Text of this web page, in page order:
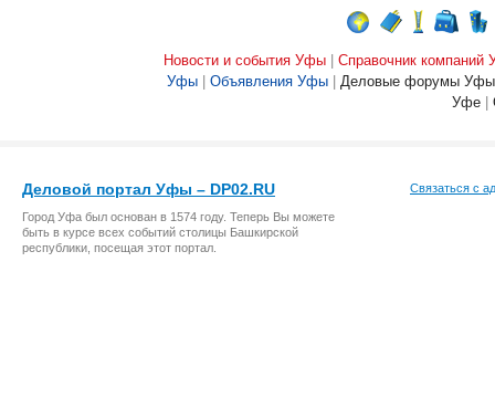
Новости и события Уфы
Справочник компаний
Уфы
Объявления Уфы
Деловые форумы Уфы
Уфе
Деловой портал Уфы – DP02.RU
Город Уфа был основан в 1574 году. Теперь Вы можете
быть в курсе всех событий столицы Башкирской
республики, посещая этот портал.
Связаться с